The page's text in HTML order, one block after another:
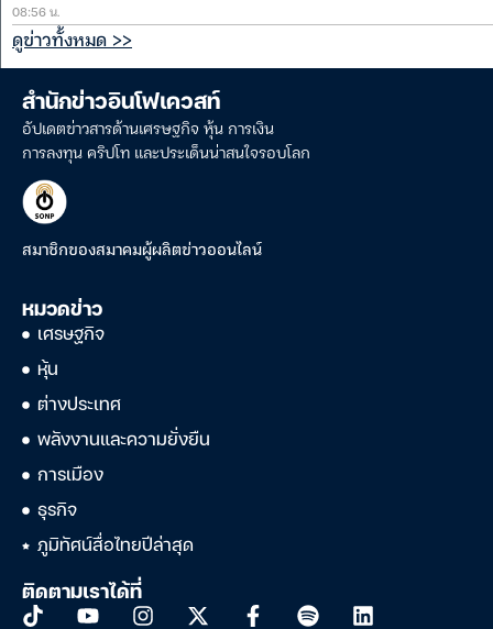
08:56 น.
ดูข่าวทั้งหมด >>
สำนักข่าวอินโฟเควสท์
อัปเดตข่าวสารด้านเศรษฐกิจ หุ้น การเงิน
การลงทุน คริปโท และประเด็นน่าสนใจรอบโลก
สมาชิกของสมาคมผู้ผลิตข่าวออนไลน์
หมวดข่าว
เศรษฐกิจ
หุ้น
ต่างประเทศ
พลังงานและความยั่งยืน
การเมือง
ธุรกิจ
ภูมิทัศน์สื่อไทยปีล่าสุด
ติดตามเราได้ที่